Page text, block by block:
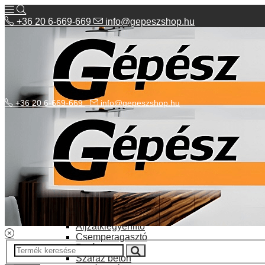
+36 20 6-669-669 info@gepeszshop.hu
Kategóriák menü
Bolhapiac
Burkolatok
Elektromos fűtés
Építkezés, fejújítás
Alapozó festék
Aljzatkiegyenlítő
Csemperagasztó
Poráru
Száraz beton
+36 20 6-669-669 info@gepeszshop.hu